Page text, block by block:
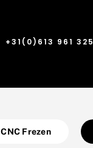
+31(0)613 961 325
CNC Frezen